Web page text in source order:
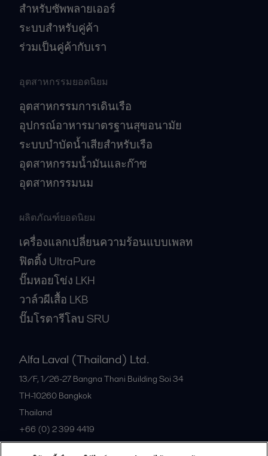
สำหรับซัพพลายเออร์
ระบบสำหรับคู่ค้า
ร่วมเป็นคู่ค้ากับเรา
อุตสาหกรรมยอดนิยม
อุตสาหกรรมการเดินเรือ
อุปกรณ์อาหารมาตรฐานสุขอนามัย
ระบบบำบัดน้ำเสียสำหรับเรือ
อุตสาหกรรมน้ำมันและก๊าซ
อุตสาหกรรมนม
ผลิตภัณฑ์ยอดนิยม
เครื่องแลกเปลี่ยนความร้อนแบบเพลท
ฟิตติ้ง UltraPure
ปั๊มหอยโข่ง LKH
วาล์วผีเสื้อ LKB
ปั๊มโรตารีโลบ SRU
Alfa Laval (Thailand) Ltd.
13/F, 1/26-27 Bangna Thani Building Soi 34
TH-10260 Bangkok
Thailand
+66 (0) 2 399 4419